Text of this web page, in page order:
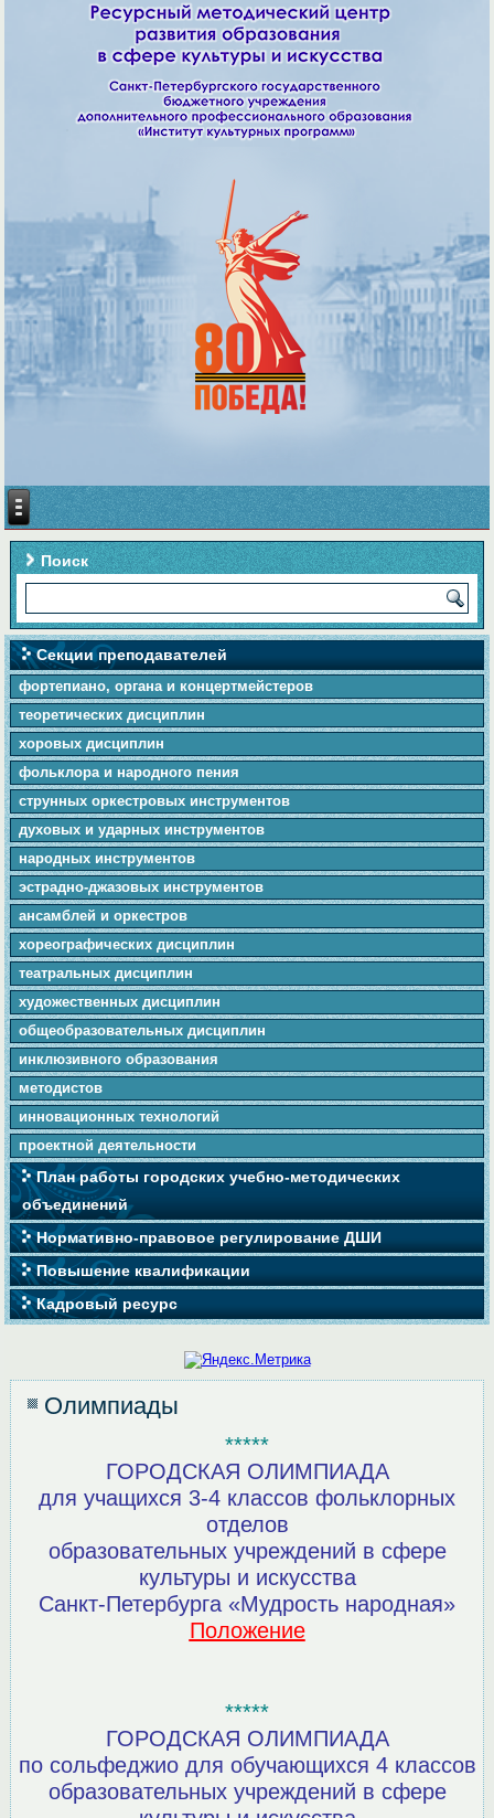
Поиск
Секции преподавателей
фортепиано, органа и концертмейстеров
теоретических дисциплин
хоровых дисциплин
фольклора и народного пения
cтpунныx оркестровых инструментов
духовых и ударных инструментов
народных инструментов
эстрадно-джазовых инструментов
ансамблей и оркестров
хореографических дисциплин
театральных дисциплин
художественных дисциплин
общеобразовательных дисциплин
инклюзивного образования
методистов
инновационных технологий
проектной деятельности
План работы городских учебно-методических
объединений
Нормативно-правовое регулирование ДШИ
Повышение квалификации
Кадровый ресурс
Олимпиады
*****
ГОРОДСКАЯ ОЛИМПИАДА
для учащихся 3-4 классов фольклорных
отделов
образовательных учреждений в сфере
культуры и искусства
Санкт-Петербурга «Мудрость народная»
Положение
*****
ГОРОДСКАЯ ОЛИМПИАДА
по сольфеджио для обучающихся 4 классов
образовательных учреждений в сфере